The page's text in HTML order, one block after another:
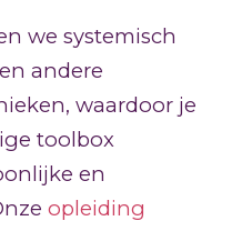
we systemisch
andere
waardoor je
toolbox
en
opleiding